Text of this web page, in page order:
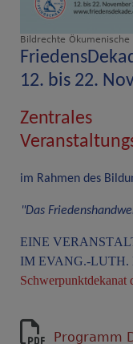
Bildrechte Ökumenische
FriedensDek
12. bis 22. No
Zentrales
Veranst
im Rahmen des
"Das F
EINE VERANSTAL
IM EVANG.-LUTH.
Schwerpunktdekanat
Programm